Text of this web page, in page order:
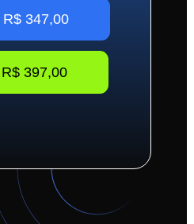
R$ 347,00
R$ 397,00